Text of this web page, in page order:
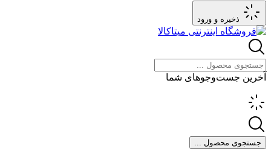
ذخیره و ورود
آخرین جست‌وجوهای شما
جستجوی محصول ...